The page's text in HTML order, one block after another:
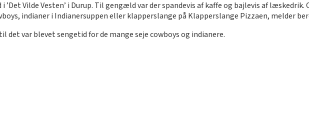
Vilde Vesten’ i Durup. Til gengæld var der spandevis af kaffe og bajlevis af
indianer i Indianersuppen eller klapperslange på Klapperslange Pizzaen, melder
det var blevet sengetid for de mange seje cowboys og indianere.